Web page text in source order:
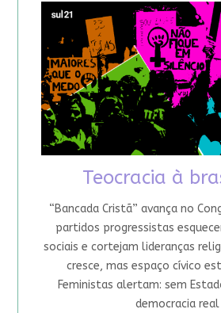
Teocracia à
“Bancada Cristã” avança no
partidos progressistas
sociais e cortejam lideranças
cresce, mas espaço cívico
Feministas alertam: sem
democracia real